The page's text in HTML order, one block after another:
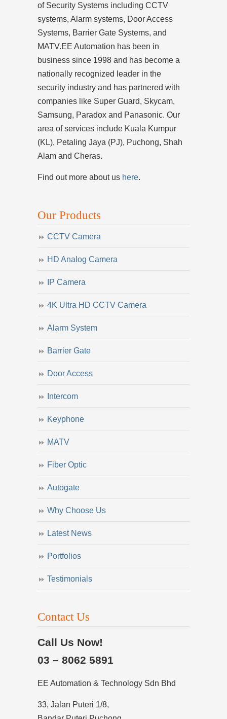
of Security Systems including CCTV
systems, Alarm systems, Door Access
Systems, Barrier Gate Systems, and
MATV.EE Automation has been in
business since 1998 and has become a
nationally recognized leader in the
security industry and has partnered with
companies like Super Guard, Skycam,
Samsung, Paradox and Panasonic. Our
area of services include Kuala Kumpur
(KL), Petaling Jaya (PJ), Puchong, Shah
Alam and Cheras.
Find out more about us here.
Our Products
CCTV Camera
HD Analog Camera
IP Camera
4K Ultra HD CCTV Camera
Alarm System
Barrier Gate
Door Access
Intercom
Keyphone
MATV
Fiber Optic
Autogate
Why Choose Us
Latest News
Portfolios
Testimonials
Contact Us
Call Us Now!
03 – 8062 5891
EE Automation & Technology Sdn Bhd
33, Jalan Puteri 1/8,